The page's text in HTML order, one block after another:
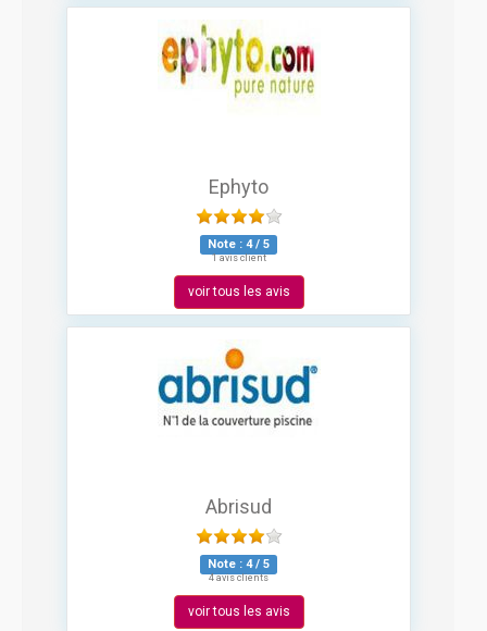
Ephyto
Note : 4/ 5
1 avis client
voir tous les avis
Abrisud
Note : 4/ 5
4 avis clients
voir tous les avis